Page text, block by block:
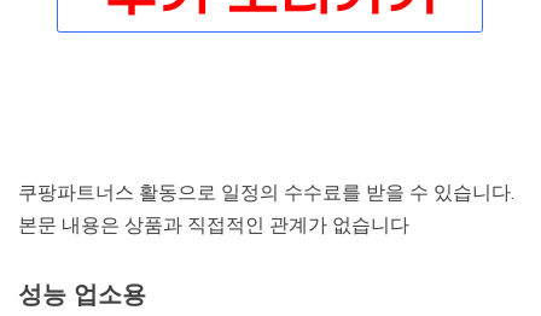
쿠팡파트너스 활동으로 일정의 수수료를 받을 수 있습니다.
본문 내용은 상품과 직접적인 관계가 없습니다
성능 업소용